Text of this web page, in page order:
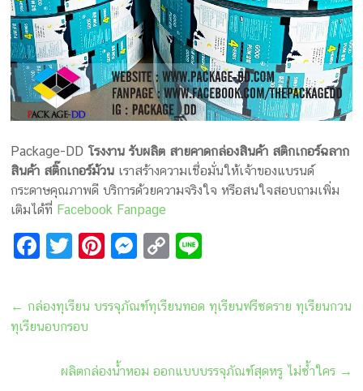
Package-DDโรงงาน รับผลิต สายคาดกล่องสินค้า สติกเกอร์ฉลาก
สินค้า สติ๊กเกอร์ม้วน เราสร้างความเชื่อมั่นให้เจ้าของแบรนด์
กระดาษคุณภาพดี บริการด้วยความจริงใจ หรือสนใจสอบถามเพิ่ม
เติมได้ที่ Facebook Fanpage
F
ce
b
T
tt
er
Pi
er
M
s
n
C
p
n
e
← กล่องทุเรียน บรรจุภัณฑ์ทุเรียนทอด ทุเรียนฟรีซดราย ทุเรียนกวน
ทุเรียนอบกรอบ
ผลิตกล่องน้ำหอม ออกแบบบรรจุภัณฑ์สุดหรู ไม่ซ้ำใคร →